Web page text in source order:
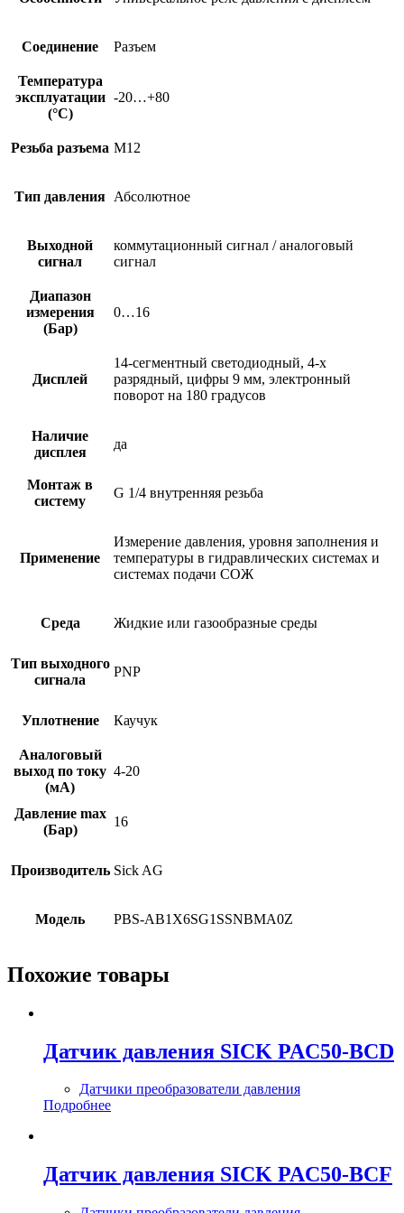
Соединение Разъем
Температура
эксплуатации
(°C)
-20…+80
Резьба разъема M12
Тип давления Абсолютное
Выходной
сигнал
коммутационный сигнал / аналоговый
сигнал
Диапазон
измерения
(Бар)
0…16
Дисплей
14-сегментный светодиодный, 4-х
разрядный, цифры 9 мм, электронный
поворот на 180 градусов
Наличие
дисплея
да
Монтаж в
систему
G 1/4 внутренняя резьба
Применение
Измерение давления, уровня заполнения и
температуры в гидравлических системах и
системах подачи СОЖ
Среда Жидкие или газообразные среды
Тип выходного
сигнала
PNP
Уплотнение Каучук
Аналоговый
выход по току
(мА)
4-20
Давление max
(Бар)
16
Производитель Sick AG
Модель PBS-AB1X6SG1SSNBMA0Z
Похожие товары
Датчик давления SICK PAC50-BCD
Датчики преобразователи давления
Подробнее
Датчик давления SICK PAC50-BCF